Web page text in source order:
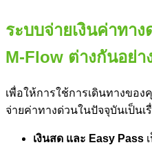
ระบบจ่ายเงินค่าทาง
M-Flow ต่างกันอย่า
เพื่อให้การใช้การเดินทางขอ
จ่ายค่าทางด่วนในปัจจุบันเป็นเ
เงินสด และ Easy Pass